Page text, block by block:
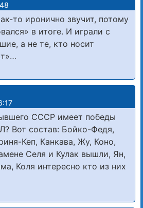
то иронично звучит, потому
в итоге. И играли с
а не те, кто носит
СССР имеет победы
Вот состав: Бойко-Федя,
Кеп, Канкава, Жу, Коно,
Селя и Кулак вышли, Ян,
Коля интересно кто из них